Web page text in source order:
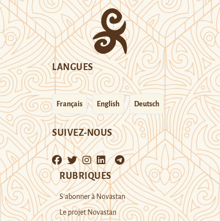
LANGUES
Français English Deutsch
SUIVEZ-NOUS
RUBRIQUES
S’abonner à Novastan
Le projet Novastan